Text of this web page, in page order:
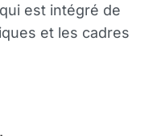
est intégré de
et les cadres